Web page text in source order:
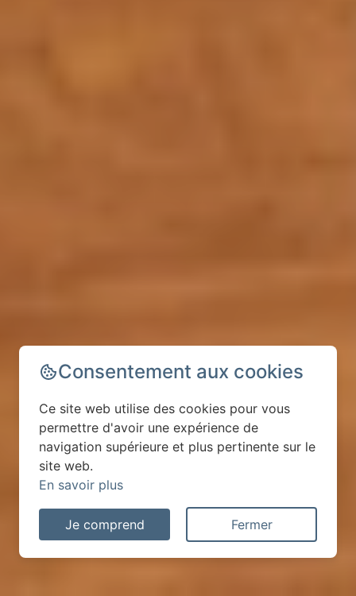
Consentement aux cookies
Ce site web utilise des cookies pour vous
permettre d'avoir une expérience de
navigation supérieure et plus pertinente sur le
site web.
En savoir plus
Je comprend Fermer